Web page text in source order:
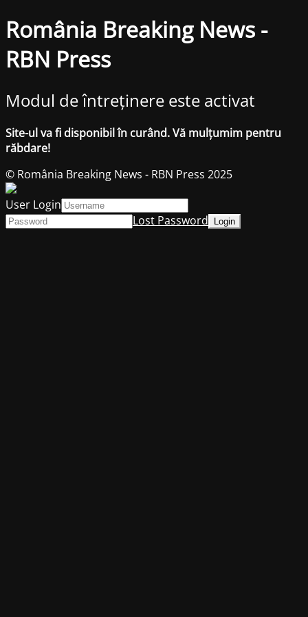
România Breaking News -
RBN Press
Modul de întreținere este activat
Site-ul va fi disponibil în curând. Vă mulțumim pentru
răbdare!
© România Breaking News - RBN Press 2025
User Login
Lost Password